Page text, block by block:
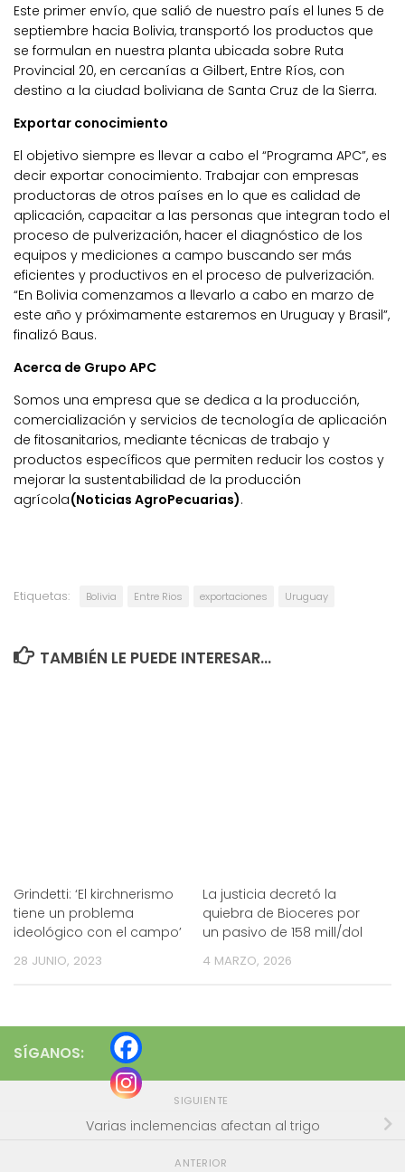
Este primer envío, que salió de nuestro país el lunes 5 de
septiembre hacia Bolivia, transportó los productos que
se formulan en nuestra planta ubicada sobre Ruta
Provincial 20, en cercanías a Gilbert, Entre Ríos, con
destino a la ciudad boliviana de Santa Cruz de la Sierra.
Exportar conocimiento
El objetivo siempre es llevar a cabo el “Programa APC”, es
decir exportar conocimiento. Trabajar con empresas
productoras de otros países en lo que es calidad de
aplicación, capacitar a las personas que integran todo el
proceso de pulverización, hacer el diagnóstico de los
equipos y mediciones a campo buscando ser más
eficientes y productivos en el proceso de pulverización.
“En Bolivia comenzamos a llevarlo a cabo en marzo de
este año y próximamente estaremos en Uruguay y Brasil”,
finalizó Baus.
Acerca de Grupo APC
Somos una empresa que se dedica a la producción,
comercialización y servicios de tecnología de aplicación
de fitosanitarios, mediante técnicas de trabajo y
productos específicos que permiten reducir los costos y
mejorar la sustentabilidad de la producción
agrícola(Noticias AgroPecuarias).
Etiquetas: Bolivia Entre Rios exportaciones Uruguay
TAMBIÉN LE PUEDE INTERESAR...
Grindetti: ‘El kirchnerismo
tiene un problema
ideológico con el campo’
28 JUNIO, 2023
La justicia decretó la
quiebra de Bioceres por
un pasivo de 158 mill/dol
4 MARZO, 2026
SÍGANOS:
SIGUIENTE
Varias inclemencias afectan al trigo
ANTERIOR